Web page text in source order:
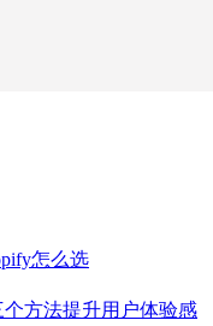
怎么选
个方法提升用户体验感